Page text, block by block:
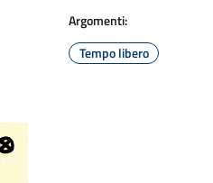
Argomenti:
Tempo libero